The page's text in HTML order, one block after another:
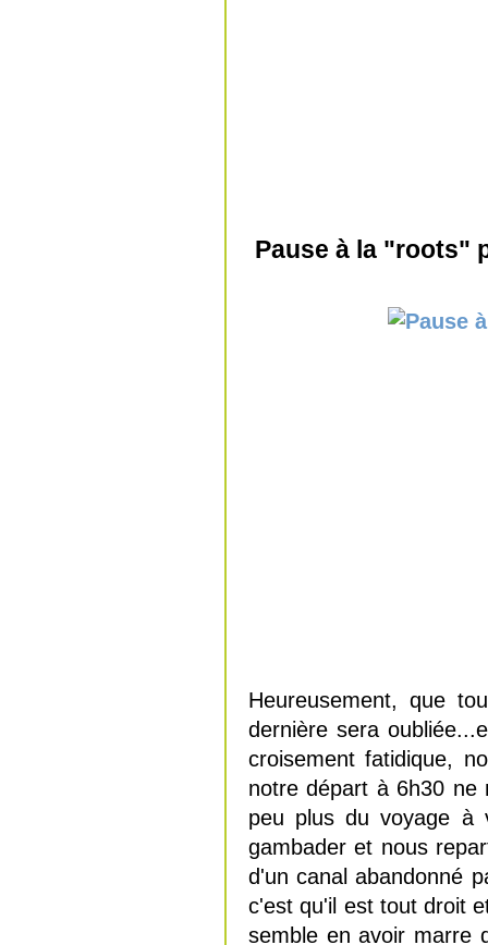
Pause à la "roots"
Heureusement, que
dernière sera
croisement fatidique,
notre départ à 6h30 ne
peu plus du voyage à
gambader et nous
d'un canal abandonné
c'est qu'il est tout droit
semble en avoir marre